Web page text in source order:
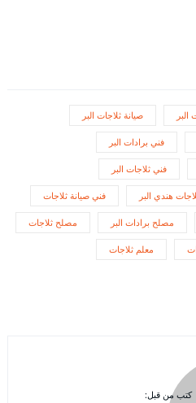
صيانة ثلاجات البر
فني برادات البر
فني ثلاجات البر
هندي البر فني صيانة ثلاجات
مصلح برادات البر مصلح ثلاجات
معلم ثلاجات
كتب من قبل: